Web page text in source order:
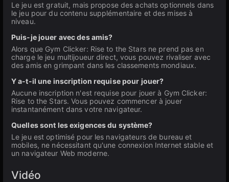
Le jeu est gratuit, mais propose des achats optionnels dans
le jeu pour du contenu supplémentaire et des mises à
niveau.
Puis-je jouer avec des amis?
Alors que Gym Clicker: Rise to the Stars ne prend pas en
charge le jeu multijoueur direct, vous pouvez rivaliser avec
des amis en grimpant dans les classements mondiaux.
Y a-t-il une inscription requise pour jouer?
Aucune inscription n'est requise pour jouer à Gym Clicker:
Rise to the Stars. Vous pouvez commencer à jouer
instantanément dans votre navigateur.
Quelles sont les exigences du système?
Le jeu est optimisé pour les navigateurs de bureau et
mobiles, ne nécessitant qu'une connexion Internet stable et
un navigateur Web moderne.
Vidéo